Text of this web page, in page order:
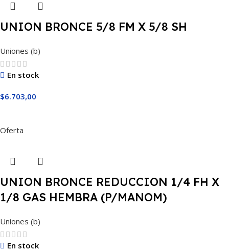
UNION BRONCE 5/8 FM X 5/8 SH
Uniones (b)
En stock
$6.703,00
Oferta
UNION BRONCE REDUCCION 1/4 FH X
1/8 GAS HEMBRA (P/MANOM)
Uniones (b)
En stock